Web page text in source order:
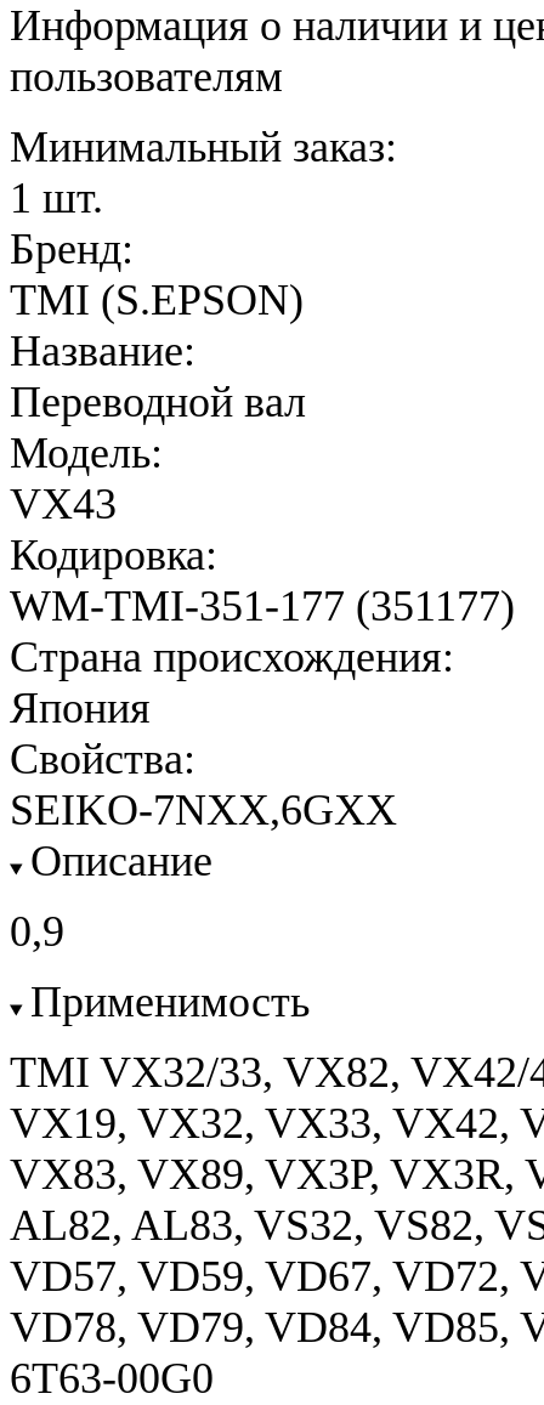
Информация о наличии и
пользователям
Минимальный заказ:
1 шт.
Бренд:
TMI (S.EPSON)
Название:
Переводной вал
Модель:
VX43
Кодировка:
WM-TMI-351-177 (351177)
Страна происхождения:
Япония
Свойства:
SEIKO-7NXX,6GXX
Описание
0,9
Применимость
TMI VX32/33, VX82,
VX19, VX32, VX33, VX42,
VX83, VX89, VX3P, VX3R,
AL82, AL83, VS32, VS82,
VD57, VD59, VD67, VD72,
VD78, VD79, VD84, VD85,
6T63-00G0